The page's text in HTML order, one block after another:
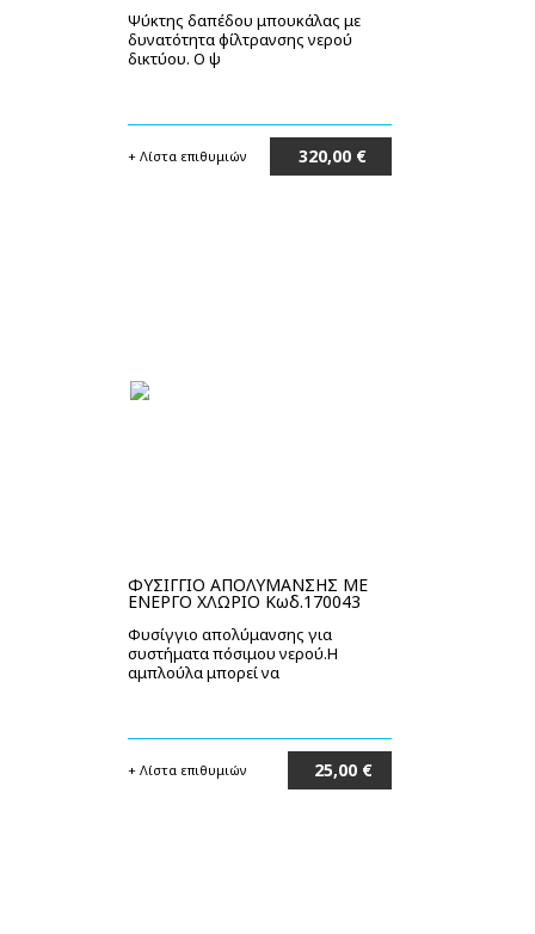
Ψύκτης δαπέδου μπουκάλας με
δυνατότητα φίλτρανσης νερού
δικτύου. Ο ψ
+ Λίστα επιθυμιών 320,00 €
ΦΥΣΙΓΓΙΟ ΑΠΟΛΥΜΑΝΣΗΣ ΜΕ
ΕΝΕΡΓΟ ΧΛΩΡΙΟ Κωδ.170043
Φυσίγγιο απολύμανσης για
συστήματα πόσιμου νερού.Η
αμπλούλα μπορεί να
+ Λίστα επιθυμιών 25,00 €